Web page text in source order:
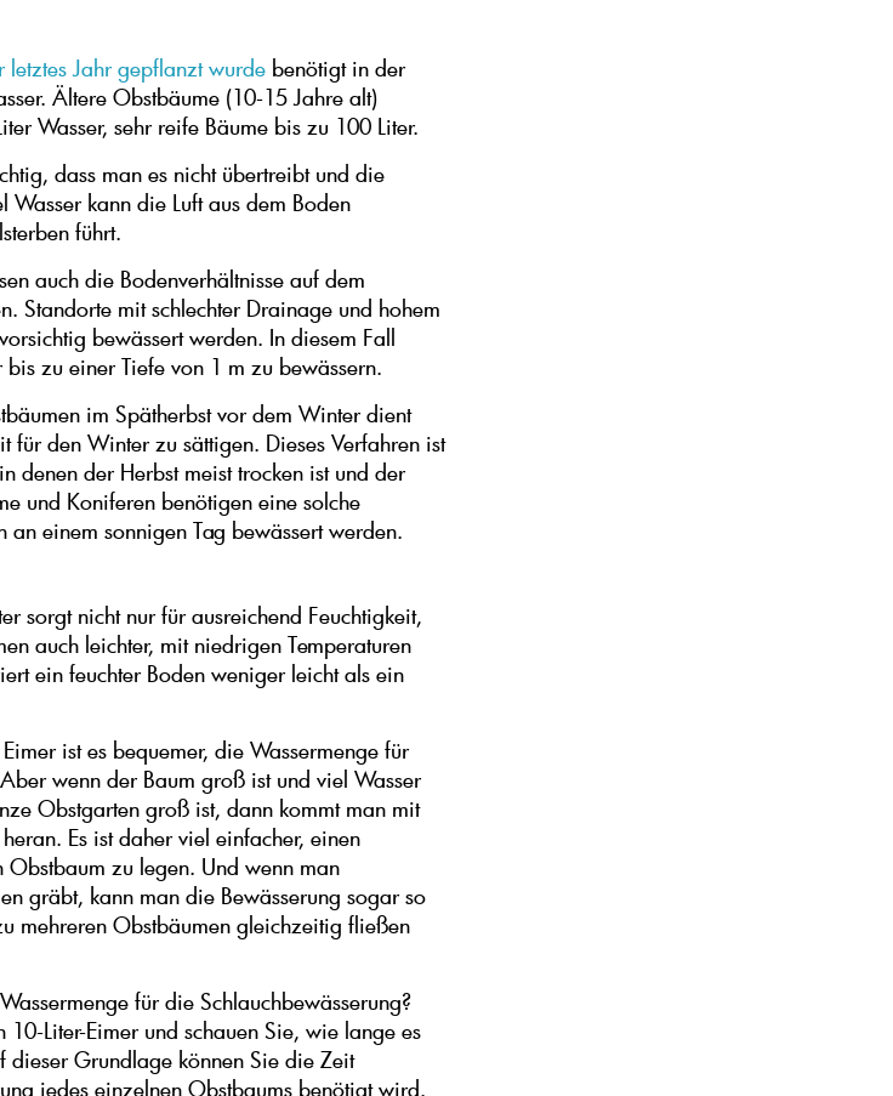
letztes Jahr gepflanzt wurde benötigt in der
Ältere Obstbäume (10-15 Jahre alt)
Wasser, sehr reife Bäume bis zu 100 Liter.
dass man es nicht übertreibt und die
kann die Luft aus dem Boden
führt.
auch die Bodenverhältnisse auf dem
Standorte mit schlechter Drainage und hohem
bewässert werden. In diesem Fall
zu einer Tiefe von 1 m zu bewässern.
im Spätherbst vor dem Winter dient
für den Winter zu sättigen. Dieses Verfahren ist
denen der Herbst meist trocken ist und der
und Koniferen benötigen eine solche
an einem sonnigen Tag bewässert werden.
sorgt nicht nur für ausreichend Feuchtigkeit,
auch leichter, mit niedrigen Temperaturen
ein feuchter Boden weniger leicht als ein
ist es bequemer, die Wassermenge für
wenn der Baum groß ist und viel Wasser
Obstgarten groß ist, dann kommt man mit
Es ist daher viel einfacher, einen
Obstbaum zu legen. Und wenn man
gräbt, kann man die Bewässerung sogar so
mehreren Obstbäumen gleichzeitig fließen
für die Schlauchbewässerung?
Liter-Eimer und schauen Sie, wie lange es
Grundlage können Sie die Zeit
jedes einzelnen Obstbaums benötigt wird.